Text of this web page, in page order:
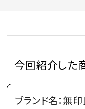
今回紹介した
ブランド名：無